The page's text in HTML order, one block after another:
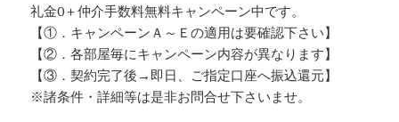
礼金0＋仲介手数料無料キャンペーン中です。
【①．キャンペーンＡ～Ｅの適用は要確認下さい】
【②．各部屋毎にキャンペーン内容が異なります】
【③．契約完了後→即日、ご指定口座へ振込還元】
※諸条件・詳細等は是非お問合せ下さいませ。